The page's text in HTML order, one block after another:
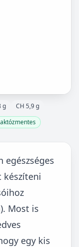
g
CH 5,9 g
egészséges
készíteni
Most is
egy kis